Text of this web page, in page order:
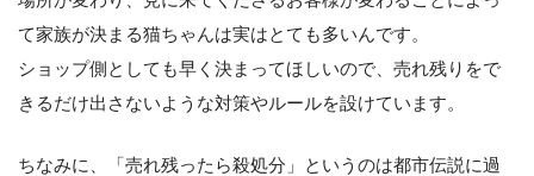
て家族が決まる猫ちゃんは実はとても多いんです。
ショップ側としても早く決まってほしいので、売れ残りをで
きるだけ出さないような対策やルールを設けています。
ちなみに、「売れ残ったら殺処分」というのは都市伝説に過